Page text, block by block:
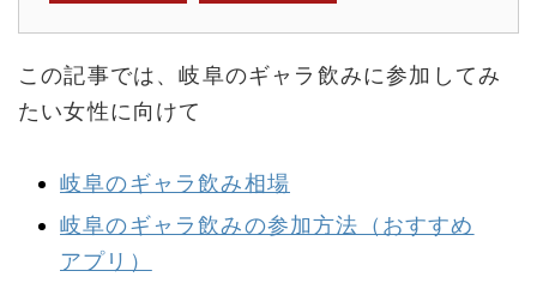
この記事では、岐阜のギャラ飲みに参加してみ
たい女性に向けて
岐阜のギャラ飲み相場
岐阜のギャラ飲みの参加方法（おすすめ
アプリ）